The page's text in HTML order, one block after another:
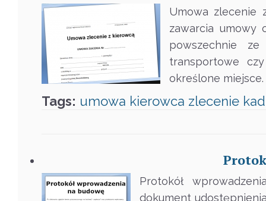
Umowa zlecenie
zawarcia umowy
powszechnie
transportowe
określone
Tags: umowa kierowca zlecenie
Protokół
dokument